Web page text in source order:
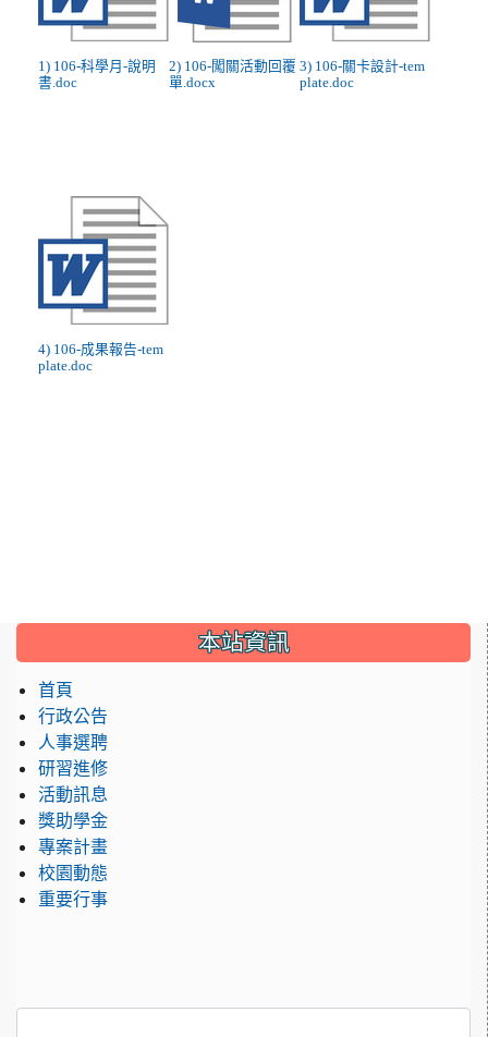
1) 106-科學月-說明
書.doc
2) 106-闖關活動回覆
單.docx
3) 106-關卡設計-tem
plate.doc
4) 106-成果報告-tem
plate.doc
::: 本站資訊
首頁
行政公告
人事選聘
研習進修
活動訊息
獎助學金
專案計畫
校園動態
重要行事